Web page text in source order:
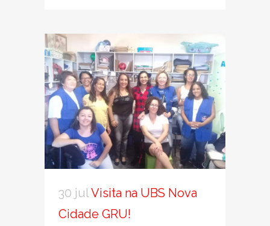
30 jul Visita na UBS Nova
Cidade GRU!